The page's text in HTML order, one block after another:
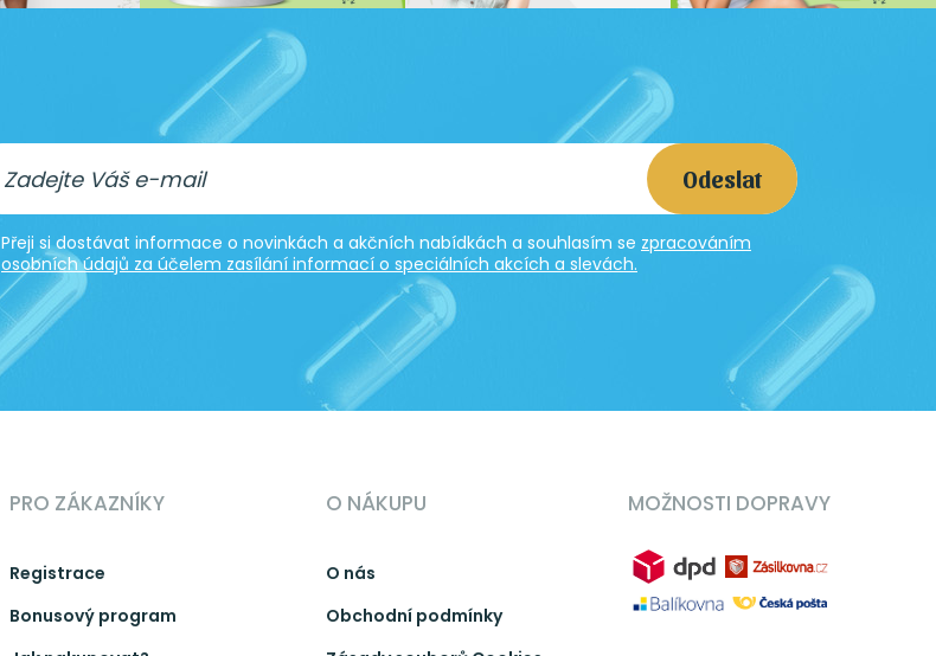
Odeslat
Přeji si dostávat informace o novinkách a akčních nabídkách a souhlasím se zpracováním
osobních údajů za účelem zasílání informací o speciálních akcích a slevách.
PRO ZÁKAZNÍKY
Registrace
Bonusový program
O NÁKUPU
O nás
Obchodní podmínky
MOŽNOSTI DOPRAVY